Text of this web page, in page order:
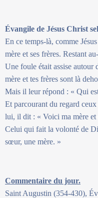
Évangile de Jésus Christ
En ce temps-là, comme
mère et ses frères. Restant
Une foule était assise
mère et tes frères sont là
Mais il leur répond : « Qui
Et parcourant du regard
lui, il dit : « Voici ma mère et
Celui qui fait la volonté de
sœur, une mère. »
Commentaire du jour.
Saint Augustin (354-430),